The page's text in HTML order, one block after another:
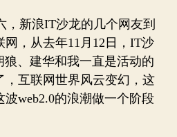
论
新浪IT沙龙的几个网友到
，从去年11月12日，IT沙
狼、建华和我一直是活动的
，互联网世界风云变幻，这
web2.0的浪潮做一个阶段